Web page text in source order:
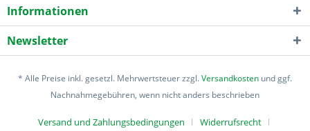
Informationen
Newsletter
* Alle Preise inkl. gesetzl. Mehrwertsteuer zzgl.Versandkosten und ggf.
Nachnahmegebühren, wenn nicht anders beschrieben
Versand und Zahlungsbedingungen Widerrufsrecht